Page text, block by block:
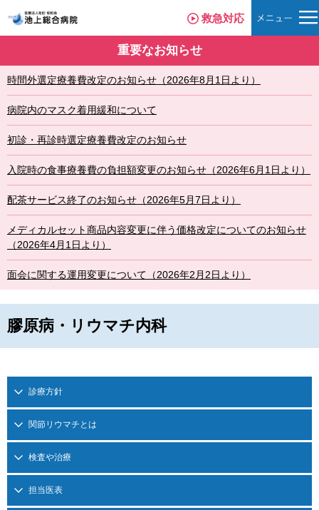
救急対応
重要なお知らせ
時間外選定療養費改定のお知らせ（2026年8月1日より）
病院内のマスク着用緩和について
初診・再診時選定療養費改定のお知らせ
入院時の食事療養費の負担額変更のお知らせ（2026年6月1日より）
配茶サービス終了のお知らせ（2026年5月7日より）
メディカルセット商品内容変更に伴う価格改定についてのお知らせ
（2026年4月1日より）
面会に関する運用変更について（2026年2月2日より）
膠原病・リウマチ内科
診療方針
関節リウマチとは
検査や治療
担当医表